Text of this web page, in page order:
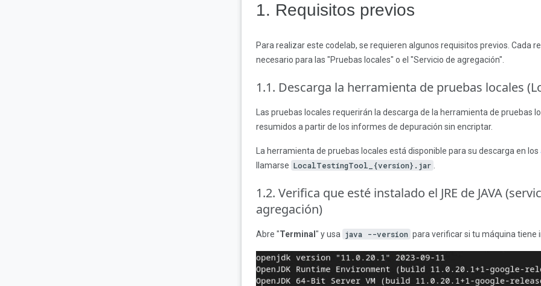
1. Requisitos previos
Para realizar este codelab, se requieren algunos requisitos previos. Cada
necesario para las "Pruebas locales" o el "Servicio de agregación".
1.1. Descarga la herramienta de pruebas locales
Las pruebas locales requerirán la descarga de la herramienta de pruebas
resumidos a partir de los informes de depuración sin encriptar.
La herramienta de pruebas locales está disponible para su descarga en los
llamarse LocalTestingTool_{version}.jar
1.2. Verifica que esté instalado el JRE de JAVA
agregación)
Abre "Terminal " y usa java --version para verificar si tu máquina tiene